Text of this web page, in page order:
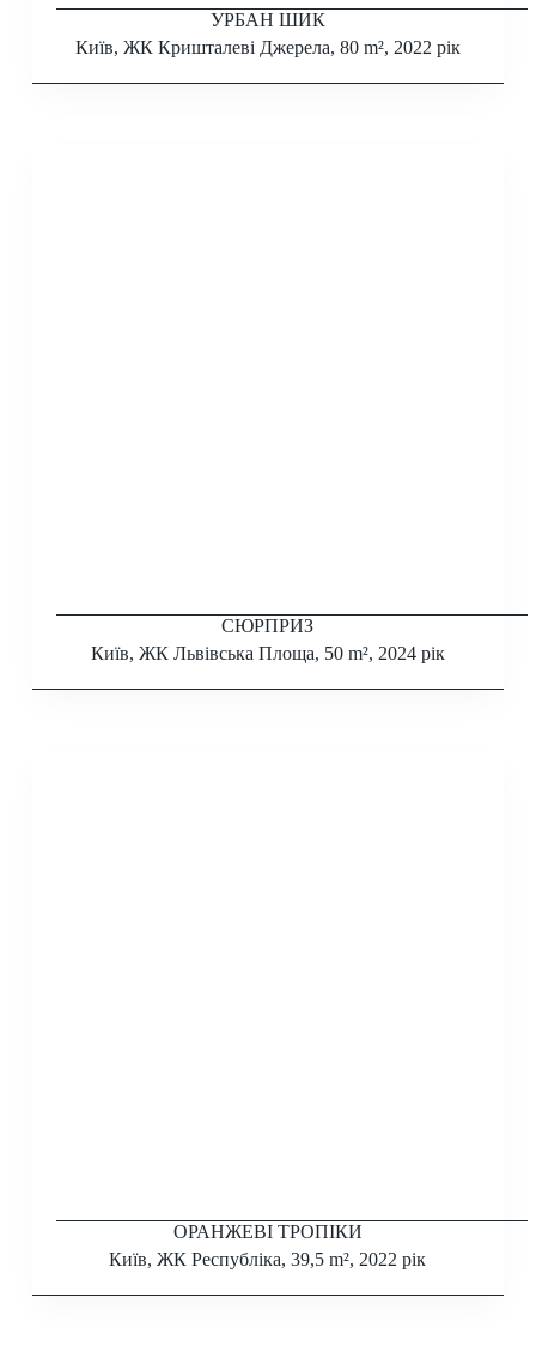
УРБАН ШИК
Київ, ЖК Кришталеві Джерела, 80 m², 2022 рік
СЮРПРИЗ
Київ, ЖК Львівська Площа, 50 m², 2024 рік
ОРАНЖЕВІ ТРОПІКИ
Київ, ЖК Республіка, 39,5 m², 2022 рік